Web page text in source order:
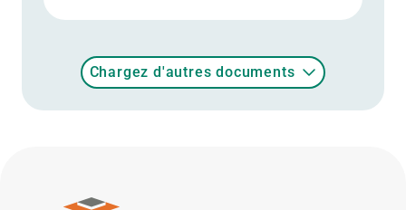
Chargez d'autres documents